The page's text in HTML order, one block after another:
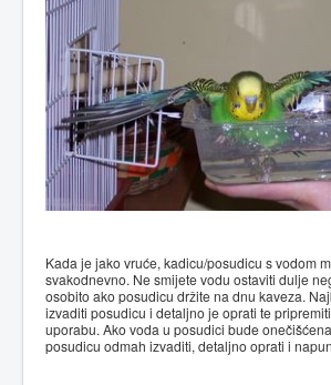
Kada je jako vruće, kadicu/posudicu s vodom
svakodnevno. Ne smijete vodu ostaviti dulje
osobito ako posudicu držite na dnu kaveza.
izvaditi posudicu i detaljno je oprati te
uporabu. Ako voda u posudici bude
posudicu odmah izvaditi, detaljno oprati i